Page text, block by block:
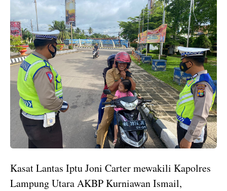
Kasat Lantas Iptu Joni Carter mewakili Kapolres
Lampung Utara AKBP Kurniawan Ismail,